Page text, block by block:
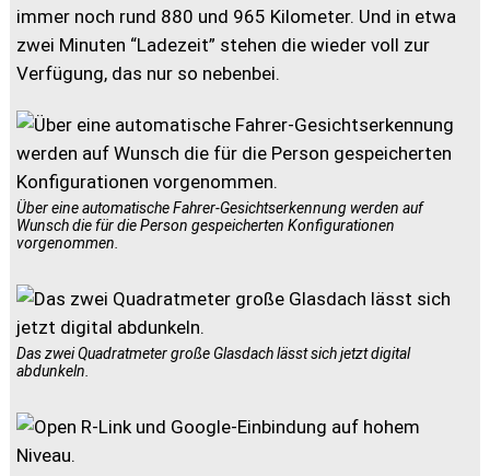
immer noch rund 880 und 965 Kilometer. Und in etwa
zwei Minuten “Ladezeit” stehen die wieder voll zur
Verfügung, das nur so nebenbei.
Über eine automatische Fahrer-Gesichtserkennung werden auf
Wunsch die für die Person gespeicherten Konfigurationen
vorgenommen.
Das zwei Quadratmeter große Glasdach lässt sich jetzt digital
abdunkeln.